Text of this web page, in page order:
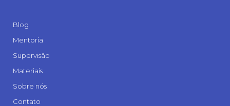
Blog
Mentoria
Supervisão
Materiais
Sobre nós
Contato